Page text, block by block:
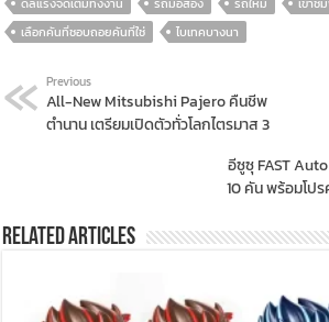
เลือกคันที่ชอบถอยคันที่ใช่
ไบเทคบางนา
Previous
All-New Mitsubishi Pajero คืนชีพ
ตำนาน เตรียมเปิดตัวทั่วโลกไตรมาส 3
อีซูซุ FAST
10 คัน พร้อมโป
Related Articles